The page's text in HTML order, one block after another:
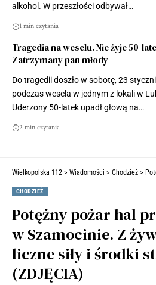
alkohol. W przeszłości odbywał…
1 min czytania
Tragedia na weselu. Nie żyje 50-
Zatrzymany pan młody
Do tragedii doszło w sobotę, 23
podczas wesela w jednym z lokali w
Uderzony 50-latek upadł głową na…
2 min czytania
Wielkopolska 112 > Wiadomości > Chodzież > Potężny
CHODZIEŻ
Potężny pożar hal
w Szamocinie. Z
liczne siły i środki
(ZDJĘCIA)